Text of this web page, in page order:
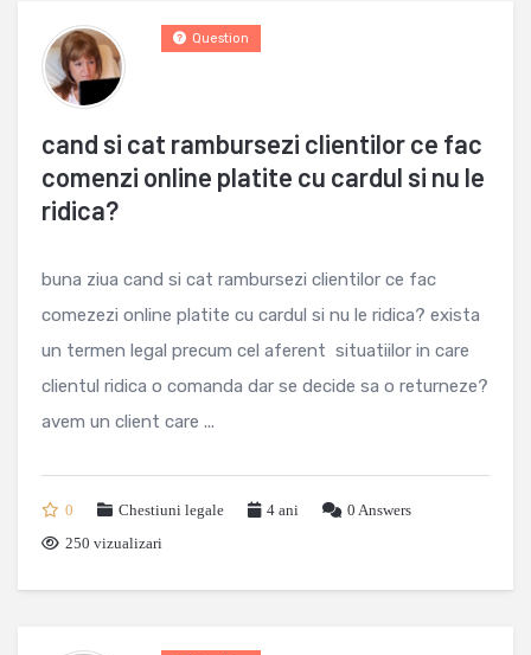
cand si cat rambursezi clientilor ce fac
comenzi online platite cu cardul si nu le
ridica?
Question
buna ziua cand si cat rambursezi clientilor ce fac
comezezi online platite cu cardul si nu le ridica? exista
un termen legal precum cel aferent situatiilor in care
clientul ridica o comanda dar se decide sa o returneze?
avem un client care ...
0 Chestiuni legale 4 ani 0 Answers
250 vizualizari